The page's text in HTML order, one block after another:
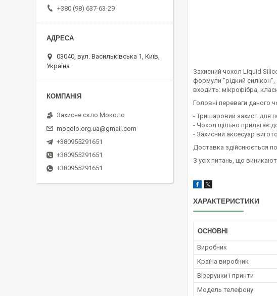
Захисний чохол Liquid
формули "рідкий силікон",
входить: мікрофібра,
Головні переваги даного
- Тришаровий захист для
- Чохол щільно прилягає
- Захисний аксесуар
Доставка здійснюється
З усіх питань, що
ХАРАКТЕРИСТИКИ
ОСНОВНІ
Виробник
Країна виробник
Візерунки і принти
Модель телефону
+380 (98) 637-63-29
03040, вул. Васильківська 1, Київ,
Україна
Захисне скло Moколо
mocolo.org.ua@gmail.com
+380955291651
+380955291651
+380955291651